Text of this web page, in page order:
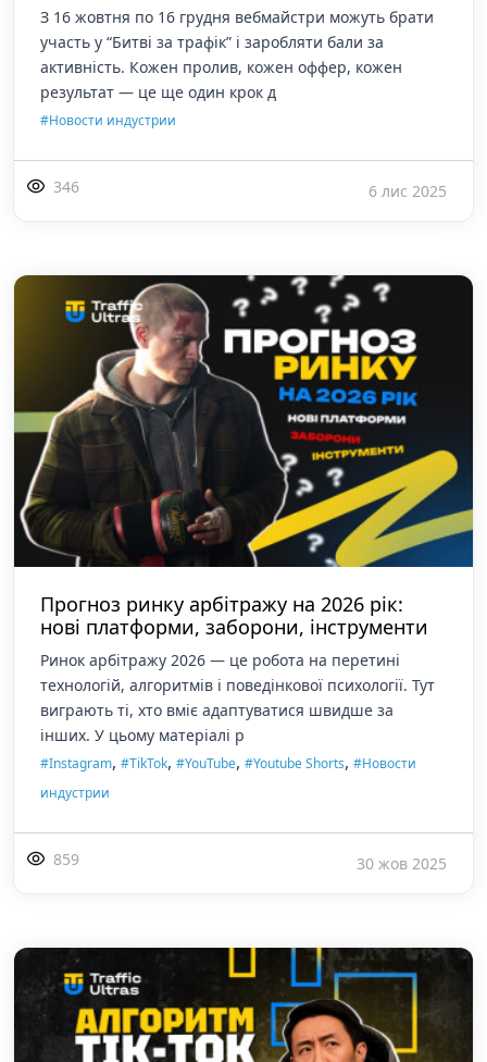
З 16 жовтня по 16 грудня вебмайстри можуть брати
участь у “Битві за трафік” і заробляти бали за
активність. Кожен пролив, кожен оффер, кожен
результат — це ще один крок д
#Новости индустрии
346 6 лис 2025
Прогноз ринку арбітражу на 2026 рік:
нові платформи, заборони, інструменти
Ринок арбітражу 2026 — це робота на перетині
технологій, алгоритмів і поведінкової психології. Тут
виграють ті, хто вміє адаптуватися швидше за
інших. У цьому матеріалі р
#Instagram, #TikTok, #YouTube, #Youtube Shorts, #Новости
индустрии
859 30 жов 2025